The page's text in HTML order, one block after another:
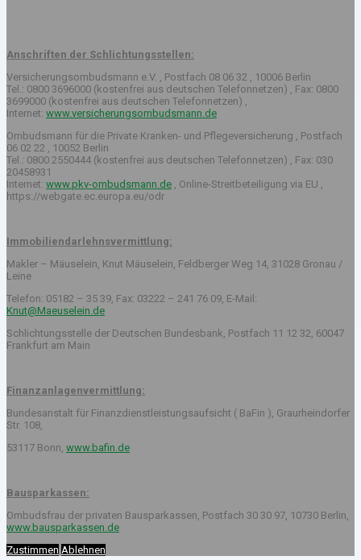
Anschriften der Schlichtungsstellen:
Versicherungsombudsmann e.V. , Postfach 08 06 32 , 10006 Berlin
Tel.: 0800 3696000 (kostenfrei aus deutschen Telefonnetzen) , Fax: 0800
3699000 (kostenfrei aus deutschen Telefonnetzen) ,
Internet: www.versicherungsombudsmann.de
Ombudsmann für die Private Kranken- und Pflegeversicherung , Postfach
06 02 22 , 10052 Berlin
Tel.: 0800 2550444 (kostenfrei aus deutschen Telefonnetzen) , Fax: 030
20458931
Internet: www.pkv-ombudsmann.de , Online-Streitbeteiligung via EU ,
https://webgate.ec.europa.eu/odr
Immobiliendarlehnsvermittlung:
Makler – Mäuselein, Knut Mäuselein, Feldberger Weg 14, 31028 Gronau /
Leine
Telefon: 05182 – 35 39, Fax: 03222 – 241 76 09, E-Mail:
Knut@Maeuselein.de
Schlichtungsstelle der Deutschen Bundesbank, Postfach 11 12 32, 60047
Frankfurt am Main
Finanzanlagenvermittlung:
Bundesanstalt für Finanzdienstleistungsaufsicht ( BaFin ), Graurheindorfer
Str. 108,
53117 Bonn, www.bafin.de
Bausparkassen:
Ombudsfrau der privaten Bausparkassen, Postfach 30 30 97, 10730 Berlin,
www.bausparkassen.de
Zustimmen Ablehnen